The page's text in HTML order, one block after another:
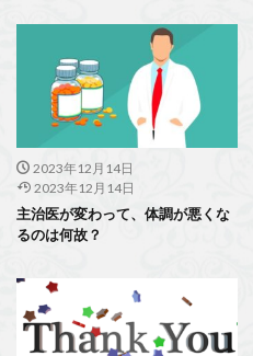
2023年12月14日
2023年12月14日
主治医が変わって、体調が悪くな
るのは何故？